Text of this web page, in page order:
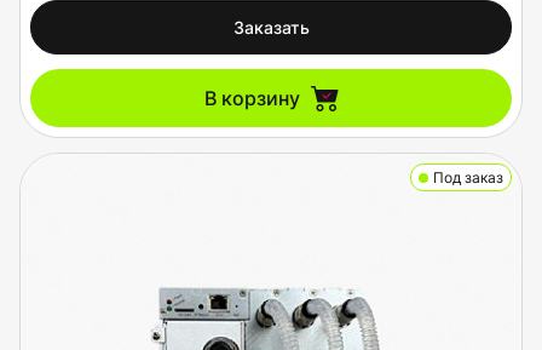
Заказать
В корзину
Под заказ